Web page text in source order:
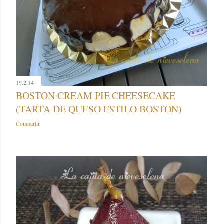
19.2.14
BOSTON CREAM PIE CHEESECAKE
(TARTA DE QUESO ESTILO BOSTON)
Compartir